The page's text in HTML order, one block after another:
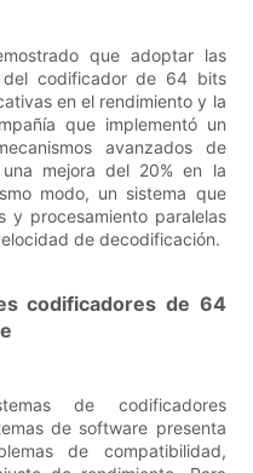
que adoptar las
del codificador de 64 bits
en el rendimiento y la
que implementó un
avanzados de
mejora del 20% en la
modo, un sistema que
y procesamiento paralelas
de decodificación.
codificadores de 64
de codificadores
de software presenta
de compatibilidad,